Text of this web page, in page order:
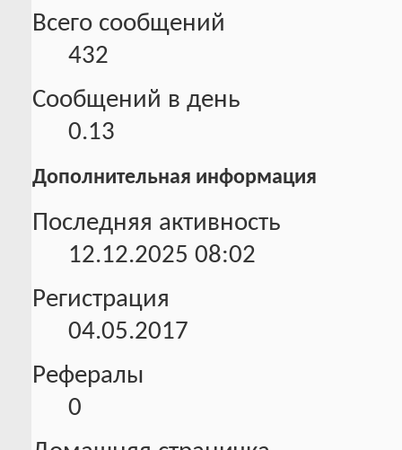
Всего сообщений
432
Сообщений в день
0.13
Дополнительная информация
Последняя активность
12.12.2025 08:02
Регистрация
04.05.2017
Рефералы
0